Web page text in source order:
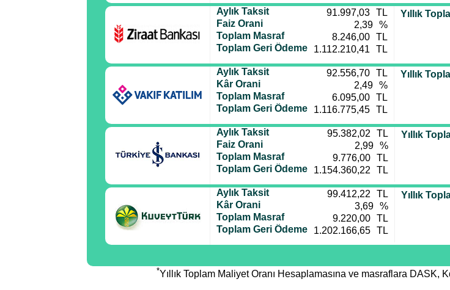
Aylık Taksit TL
91.997,03
Faiz Orani
%
2,39
Toplam Masraf
TL
8.246,00
Toplam Geri Ödeme
TL
1.112.210,41
Yıllık
Aylık Taksit TL
92.556,70
Kâr Orani
%
2,49
Toplam Masraf
TL
6.095,00
Toplam Geri Ödeme
TL
1.116.775,45
Yıllık
Aylık Taksit TL
95.382,02
Faiz Orani
%
2,99
Toplam Masraf
TL
9.776,00
Toplam Geri Ödeme
TL
1.154.360,22
Yıllık
Aylık Taksit TL
99.412,22
Kâr Orani
%
3,69
Toplam Masraf
TL
9.220,00
Toplam Geri Ödeme
TL
1.202.166,65
Yıllık
*Yıllık Toplam Maliyet Oranı Hesaplamasına ve masraflara DASK,